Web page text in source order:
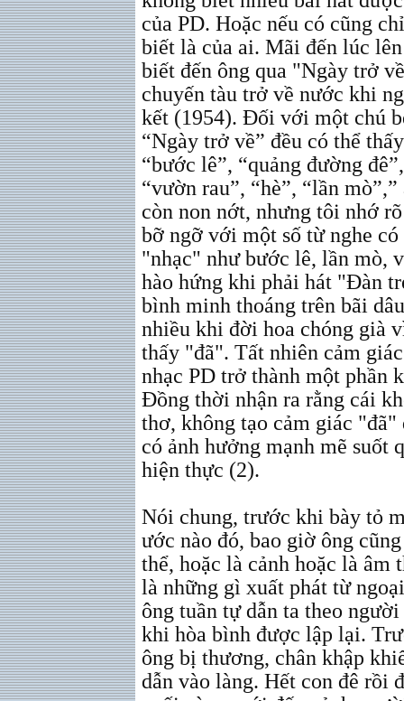
của PD. Hoặc nếu có cũng
biết là của ai. Mãi đến lúc
biết đến ông qua "Ngày trở
chuyến tàu trở về nước khi
kết (1954). Đối với một chú
“Ngày trở về” đều có thể
“bước lê”, “quảng đường
“vườn rau”, “hè”, “lần
còn non nớt, nhưng tôi nhớ
bỡ ngỡ với một số từ nghe
"nhạc" như bước lê, lần mò,
hào hứng khi phải hát "Đàn
bình minh thoáng trên bãi
nhiều khi đời hoa chóng già
thấy "đã". Tất nhiên cảm
nhạc PD trở thành một phần
Đồng thời nhận ra rằng cái
thơ, không tạo cảm giác
có ảnh hưởng mạnh mẽ suốt
hiện thực (2).
Nói chung, trước khi bày tỏ
ước nào đó, bao giờ ông
thể, hoặc là cảnh hoặc là âm
là những gì xuất phát từ
ông tuần tự dẫn ta theo
khi hòa bình được lập lại.
ông bị thương, chân khập
dẫn vào làng. Hết con đê rồi